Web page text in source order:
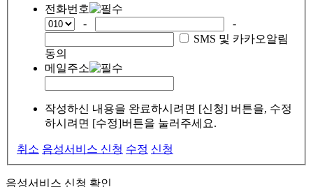
전화번호
-
-
SMS 및 카카오알림
동의
메일주소
작성하신 내용을 완료하시려면 [신청] 버튼을, 수정
하시려면 [수정]버튼을 눌러주세요.
취소 음성서비스 신청 수정 신청
음성서비스 신청 확인